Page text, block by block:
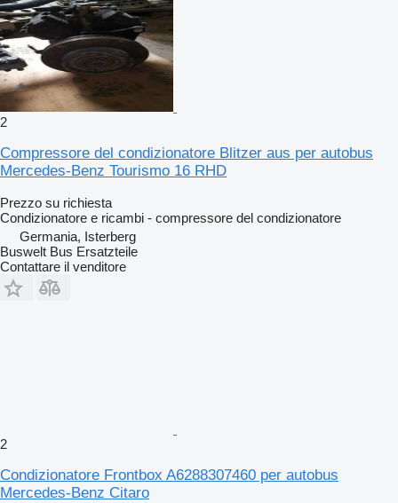
2
Compressore del condizionatore Blitzer aus per autobus
Mercedes-Benz Tourismo 16 RHD
Prezzo su richiesta
Condizionatore e ricambi - compressore del condizionatore
Germania, Isterberg
Buswelt Bus Ersatzteile
Contattare il venditore
2
Condizionatore Frontbox A6288307460 per autobus
Mercedes-Benz Citaro